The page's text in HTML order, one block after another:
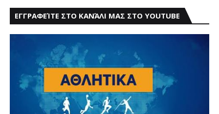
ΕΓΓΡΑΦΕΊΤΕ ΣΤΟ ΚΑΝΆΛΙ ΜΑΣ ΣΤΟ YOUTUBE